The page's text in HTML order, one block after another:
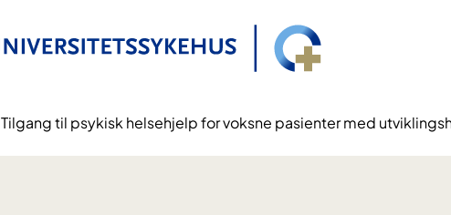
Tilgang til psykisk helsehjelp for voksne pasienter med